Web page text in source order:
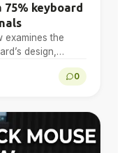
keyboard
examines the
design,
8K polling,
connectivity. 0